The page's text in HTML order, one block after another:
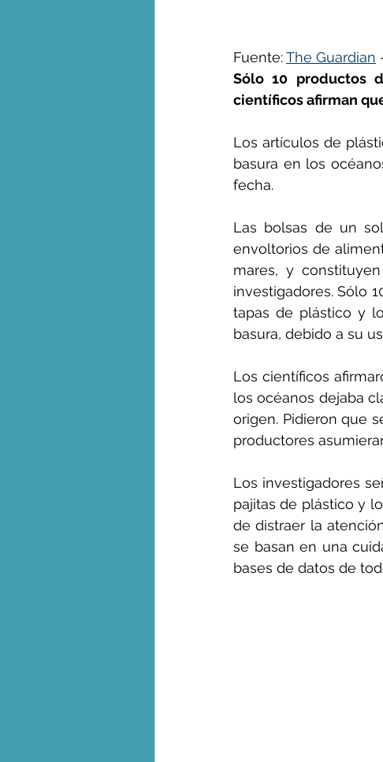
George Monbiot en español
Fuente: The Guardian
Sólo 10 productos
científicos afirman
Los artículos de
basura en los
fecha.
Las bolsas de un
envoltorios de
mares, y
investigadores. Sólo
tapas de plástico y
basura, debido a su
Los científicos
los océanos dejaba
origen. Pidieron que
productores
Los investigadores
pajitas de plástico y
de distraer la
se basan en una
bases de datos de